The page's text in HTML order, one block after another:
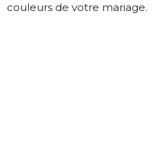
couleurs de votre mariage.